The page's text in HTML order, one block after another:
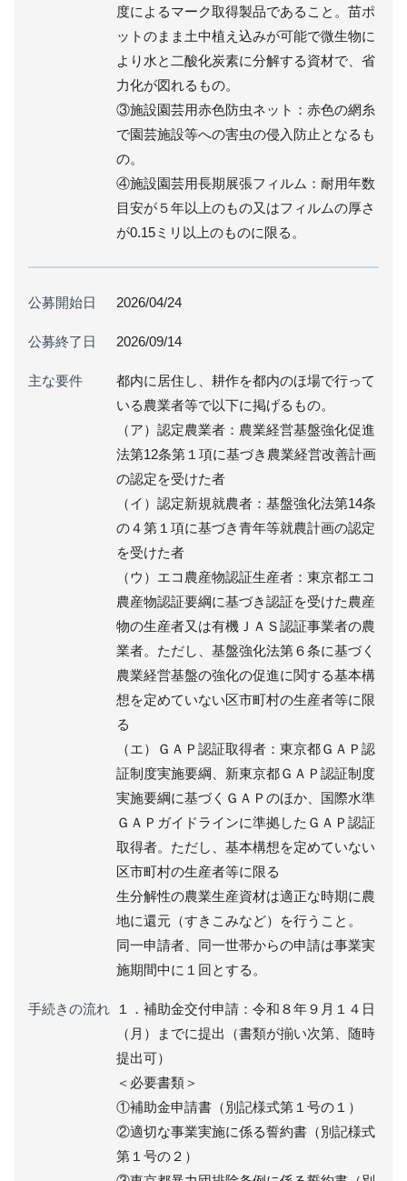
度によるマーク取得製品であること。苗ポ
ットのまま土中植え込みが可能で微生物に
より水と二酸化炭素に分解する資材で、省
力化が図れるもの。
③施設園芸用赤色防虫ネット：赤色の網糸
で園芸施設等への害虫の侵入防止となるも
の。
④施設園芸用長期展張フィルム：耐用年数
目安が５年以上のもの又はフィルムの厚さ
が0.15ミリ以上のものに限る。
公募開始日 2026/04/24
公募終了日 2026/09/14
主な要件
都内に居住し、耕作を都内のほ場で行って
いる農業者等で以下に掲げるもの。
（ア）認定農業者：農業経営基盤強化促進
法第12条第１項に基づき農業経営改善計画
の認定を受けた者
（イ）認定新規就農者：基盤強化法第14条
の４第１項に基づき青年等就農計画の認定
を受けた者
（ウ）エコ農産物認証生産者：東京都エコ
農産物認証要綱に基づき認証を受けた農産
物の生産者又は有機ＪＡＳ認証事業者の農
業者。ただし、基盤強化法第６条に基づく
農業経営基盤の強化の促進に関する基本構
想を定めていない区市町村の生産者等に限
る
（エ）ＧＡＰ認証取得者：東京都ＧＡＰ認
証制度実施要綱、新東京都ＧＡＰ認証制度
実施要綱に基づくＧＡＰのほか、国際水準
ＧＡＰガイドラインに準拠したＧＡＰ認証
取得者。ただし、基本構想を定めていない
区市町村の生産者等に限る
生分解性の農業生産資材は適正な時期に農
地に還元（すきこみなど）を行うこと。
同一申請者、同一世帯からの申請は事業実
施期間中に１回とする。
手続きの流れ
１．補助金交付申請：令和８年９月１４日
（月）までに提出（書類が揃い次第、随時
提出可）
＜必要書類＞
①補助金申請書（別記様式第１号の１）
②適切な事業実施に係る誓約書（別記様式
第１号の２）